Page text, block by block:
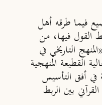
فيما طرقه أهل
القول فيها، من
التاريخي في
القطيعة المنهجية
في أفق التأسيس
بين الربط